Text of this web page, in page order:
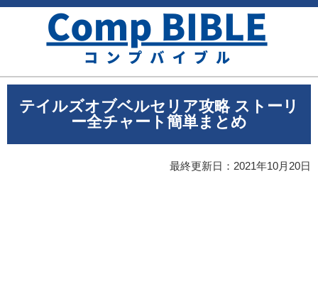
テイルズオブベルセリア攻略 ストーリ
ー全チャート簡単まとめ
最終更新日： 2021年10月20日